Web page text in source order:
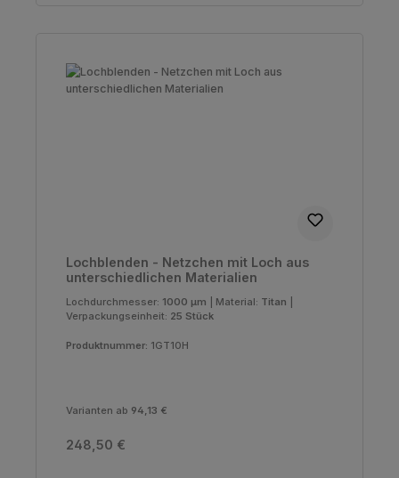
Lochblenden - Netzchen mit Loch aus
unterschiedlichen Materialien
Lochdurchmesser: 1000 µm Material: Titan
Verpackungseinheit: 25 Stück
Produktnummer: 1GT10H
Varianten ab 94,13 €
Regulärer Preis:
248,50 €